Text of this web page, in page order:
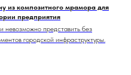
из композитного мрамора для
предприятия
невозможно представить без
городской инфраструктуры.